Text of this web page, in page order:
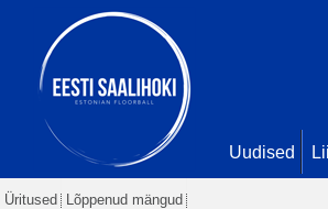
Uudised
Üritused Lõppenud mängud
Jõgeva SK Selver /
49:26 -värav
49:49 -värav
Einamann. Seis7 - 8
53:23 -värav. Sven